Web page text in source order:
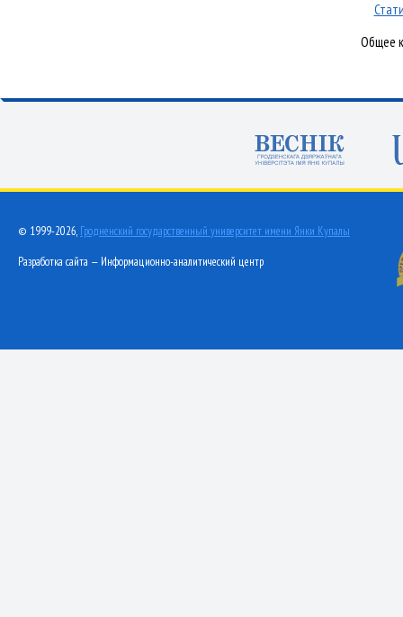
Общее
© 1999-2026, Гродненский государственный университет имени Янки Купалы
Разработка сайта — Информационно-аналитический центр